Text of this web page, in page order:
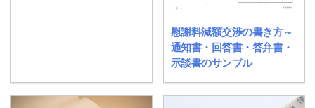
慰謝料減額交渉の書き方～
通知書・回答書・答弁書・
示談書のサンプル